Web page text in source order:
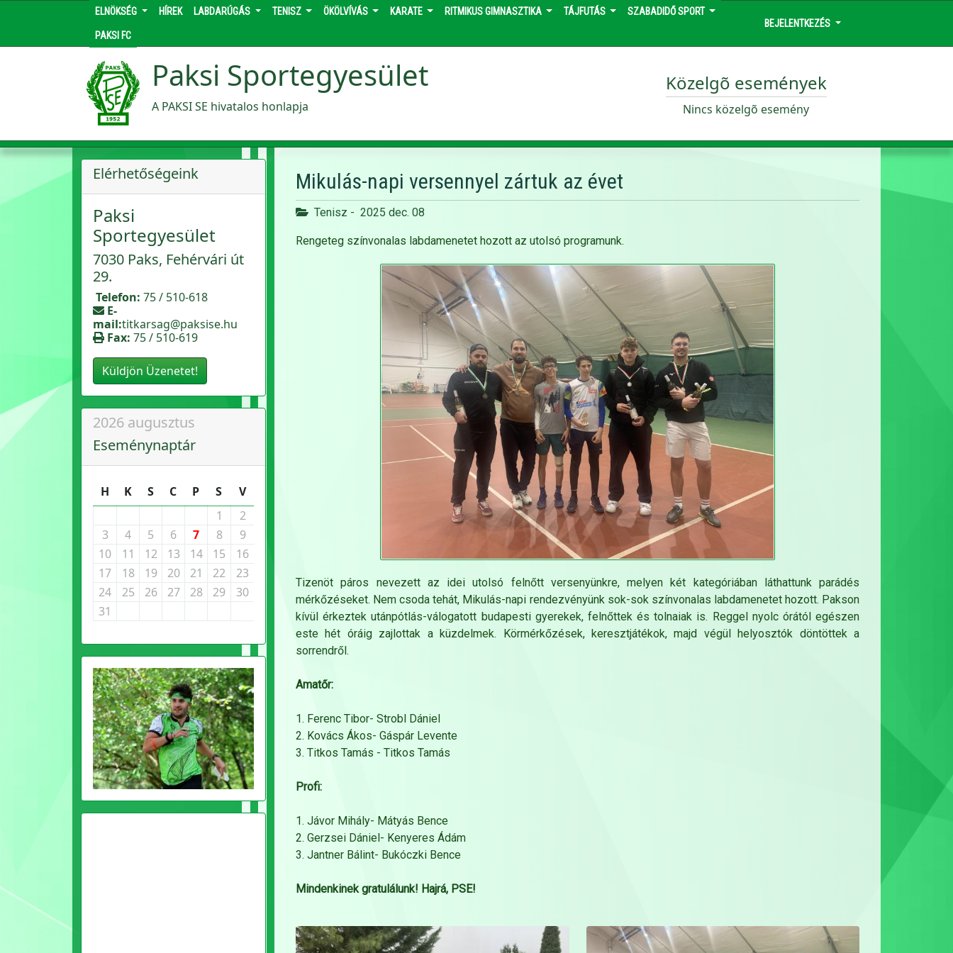
ELNÖKSÉG HÍREK LABDARÚGÁS TENISZ ÖKÖLVÍVÁS KARATE RITMIKUS GIMNASZTIKA TÁJFUTÁS SZABADIDŐ SPORT
PAKSI FC
BEJELENTKEZÉS
Paksi Sportegyesület
A PAKSI SE hivatalos honlapja
Közelgõ események
Nincs közelgõ esemény
Elérhetőségeink
Paksi
Sportegyesület
7030 Paks, Fehérvári út
29.
Telefon: 75 / 510-618
E-
mail:titkarsag@paksise.hu
Fax: 75 / 510-619
Küldjön Üzenetet!
2026 augusztus
Eseménynaptár
H K S C P S
V
1
2
3
4 5 6 7 8
9
10
11 12 13 14 15
16
17
18 19 20 21 22
23
24
25 26 27 28 29
30
31
Mikulás-napi versennyel zártuk az évet
Tenisz - 2025 dec. 08
Rengeteg színvonalas labdamenetet hozott az utolsó programunk.
Tizenöt páros nevezett az idei utolsó felnőtt versenyünkre, melyen két kategóriában láthattunk parádés
mérkőzéseket. Nem csoda tehát, Mikulás-napi rendezvényünk sok-sok színvonalas labdamenetet hozott. Pakson
kívül érkeztek utánpótlás-válogatott budapesti gyerekek, felnőttek és tolnaiak is. Reggel nyolc órától egészen
este hét óráig zajlottak a küzdelmek. Körmérkőzések, keresztjátékok, majd végül helyosztók döntöttek a
sorrendről.
Amatőr:
1. Ferenc Tibor- Strobl Dániel
2. Kovács Ákos- Gáspár Levente
3. Titkos Tamás - Titkos Tamás
Profi:
1. Jávor Mihály- Mátyás Bence
2. Gerzsei Dániel- Kenyeres Ádám
3. Jantner Bálint- Bukóczki Bence
Mindenkinek gratulálunk! Hajrá, PSE!